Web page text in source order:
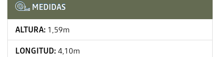
MEDIDAS
ALTURA: 1,59m
LONGITUD:4,10m